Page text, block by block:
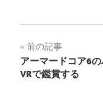
投
稿
前の記事
アーマードコア6
VRで鑑賞する